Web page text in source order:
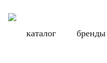
каталог бренды
каталог бренды